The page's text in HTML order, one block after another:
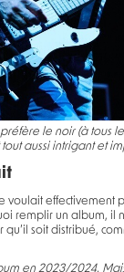
préfère le noir (à tous
tout aussi intrigant et
voulait effectivement
remplir un album, il
soit distribué,
en 2023/2024.